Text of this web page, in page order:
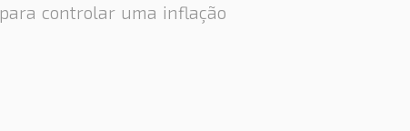
controlar uma inflação